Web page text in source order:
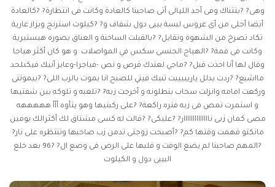
وهى? ?بتتناك وفى أحد الليالى أتى صاحبنا كالعادة وكانت فى انتظارة? ?كالعادة
أيضا أحلى من أى عروس لبسة بيبى دول شفاف و? ?كيلوت استرنج وبزاز عارية
تكاد تصرخ من الشهوة وتقابل? ?بالقبلت الساخنة و العناق بصوره هيستيرية
وكانت فى قمة? ?الهياج الجنسى سكس في المواصلات و هو كان أكثر هياجا
وقال لها أنا اخذت قبل? ?ماجي لعندك قرص و نص -فياجرا-وعايز أنيك فيكىلحد
مااشبع? ?ردت بدلل ياريييييت تنيك فيني للصبح انا بموت بالزب اللى? ?بيموتنى
وركعت امامه وانزلت سحاب بنطلونه و أخرجت زبه? ?تلعبه و تلوكه بين شفتيها
و استمرت تمص فى زبه فتره راكعة? ?على ركبتيها وهو يتأوه أأأ هههههه
مصى كمان زبى ناااااااااااااار? ?عليكى? ?قالت له كسى مشتاق لك أكثرالك يومين
مانكتو فهمت وقتها كم? ?أصبحت زوجتى تدمن زب صاحبها وتنتظره على نار?
?المهم صاحبنا لم يضع الوقت و قلبها على الرض فى وضع ال? ?96 بعد خلع
البيبى دول و الكيلوت